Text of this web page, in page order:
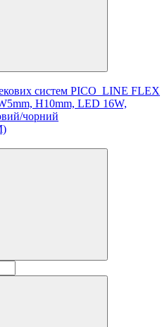
систем PICO_LINE FLEX
H10mm, LED 16W,
чорний